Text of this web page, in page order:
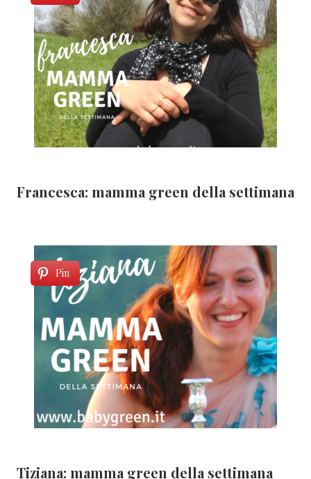
Francesca: mamma green della settimana
Pin
Tiziana: mamma green della settimana